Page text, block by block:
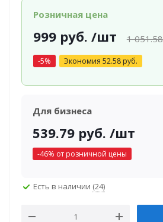
Розничная цена
999руб. /шт 1 051.58
-5% Экономия 52.58руб.
Для бизнеса
539.79 руб. /шт
-46% от розничной цены
Есть в наличии (24)